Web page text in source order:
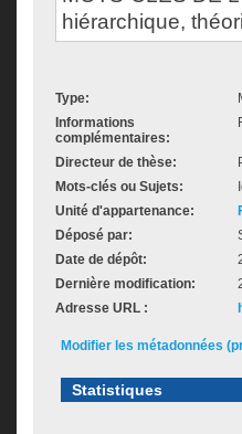
hiérarchique,
Type:
Informations
complémentaires:
Directeur de thèse:
Mots-clés ou Sujets:
Unité d'appartenance:
Déposé par:
Date de dépôt:
Dernière modification:
Adresse URL :
Modifier les métadonnées
Statistiques